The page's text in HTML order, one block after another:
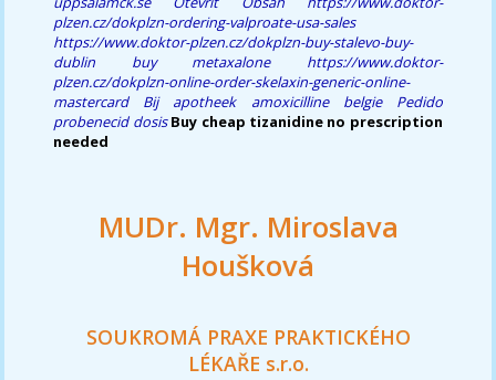
plzen.cz/dokplzn-ordering-valproate-usa-sales
https://www.doktor-plzen.cz/dokplzn-buy-stalevo-buy-
dublin
buy metaxalone
https://www.doktor-
plzen.cz/dokplzn-online-order-skelaxin-generic-online-
mastercard
Bij apotheek amoxicilline belgie
Pedido
probenecid dosis Buy cheap tizanidine no prescription
needed
MUDr. Mgr. Miroslava
Houšková
SOUKROMÁ PRAXE PRAKTICKÉHO
LÉKAŘE s.r.o.